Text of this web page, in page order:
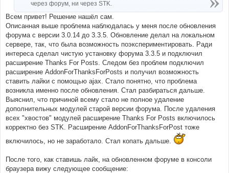
через форум, ни через STK.
Всем привет! Решение нашёл сам.
Описанная выше проблема наблюдалась у меня после обновления
форума с версии 3.0.14 до 3.3.5. Обновление делал на локальном
сервере, так, что была возможность поэкспериментировать. Ради
интереса сделал чистую установку форума 3.3.5 и подключил
расширение Thanks For Posts. Следом без проблем подключил
расширение AddonForThanksForPosts и получил возможность
ставить лайки с помощью ajax. Стало понятно, что проблема
возникла именно после обновления. Стал разбираться дальше.
Выяснил, что причиной всему стало не полное удаление
дополнительных модулей старой версии форума. После удаления
всех "хвостов" модулей расширение Thanks For Posts включилось
корректно без STK. Расширение AddonForThanksForPost тоже
включилось, но не заработало. Стал копать дальше.
После того, как ставишь лайк, на обновленном форуме в консоли
браузера вижу следующее сообщение: